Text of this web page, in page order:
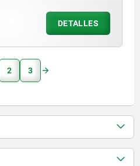
DETALLES
2 3